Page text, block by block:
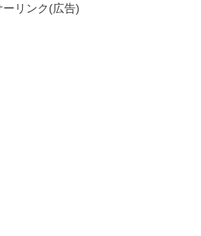
ーリンク(広告)